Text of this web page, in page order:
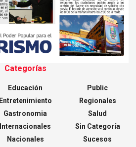
Categorías
Educación
Entretenimiento
Gastronomia
Internacionales
Nacionales
Public
Regionales
Salud
Sin Categoría
Sucesos